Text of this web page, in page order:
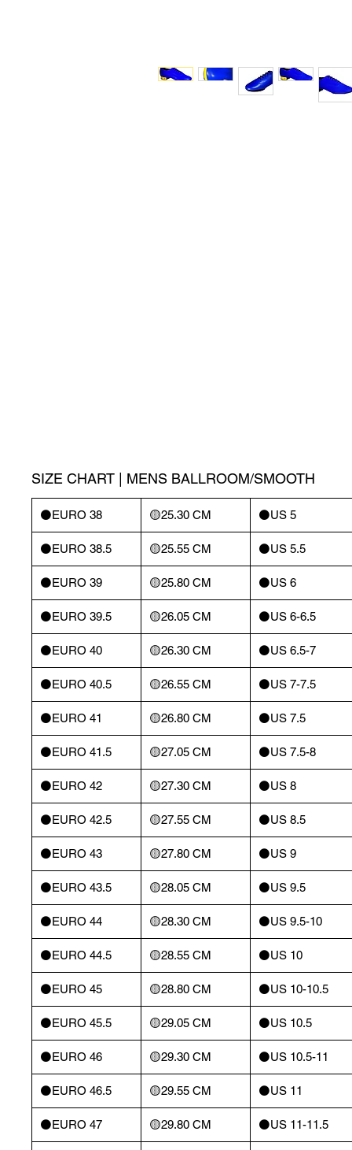
SIZE CHART | MENS BALLROOM/SMOOTH
⚫️EURO 38 🟡25.30 CM ⚫️US 5
⚫️EURO 38.5 🟡25.55 CM ⚫️US 5.5
⚫️EURO 39 🟡25.80 CM ⚫️US 6
⚫️EURO 39.5 🟡26.05 CM ⚫️US 6-6.5
⚫️EURO 40 🟡26.30 CM ⚫️US 6.5-7
⚫️EURO 40.5 🟡26.55 CM ⚫️US 7-7.5
⚫️EURO 41 🟡26.80 CM ⚫️US 7.5
⚫️EURO 41.5 🟡27.05 CM ⚫️US 7.5-8
⚫️EURO 42 🟡27.30 CM ⚫️US 8
⚫️EURO 42.5 🟡27.55 CM ⚫️US 8.5
⚫️EURO 43 🟡27.80 CM ⚫️US 9
⚫️EURO 43.5 🟡28.05 CM ⚫️US 9.5
⚫️EURO 44 🟡28.30 CM ⚫️US 9.5-10
⚫️EURO 44.5 🟡28.55 CM ⚫️US 10
⚫️EURO 45 🟡28.80 CM ⚫️US 10-10.5
⚫️EURO 45.5 🟡29.05 CM ⚫️US 10.5
⚫️EURO 46 🟡29.30 CM ⚫️US 10.5-11
⚫️EURO 46.5 🟡29.55 CM ⚫️US 11
⚫️EURO 47 🟡29.80 CM ⚫️US 11-11.5